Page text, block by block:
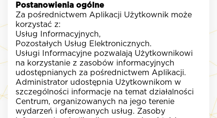
Postanowienia ogólne
Za pośrednictwem Aplikacji Użytkownik może
korzystać z:
Usług Informacyjnych,
Pozostałych Usług Elektronicznych.
Usługi Informacyjne pozwalają Użytkownikowi
na korzystanie z zasobów informacyjnych
udostępnianych za pośrednictwem Aplikacji.
Administrator udostępnia Użytkownikom w
szczególności informacje na temat działalności
Centrum, organizowanych na jego terenie
wydarzeń i oferowanych usług. Zasoby